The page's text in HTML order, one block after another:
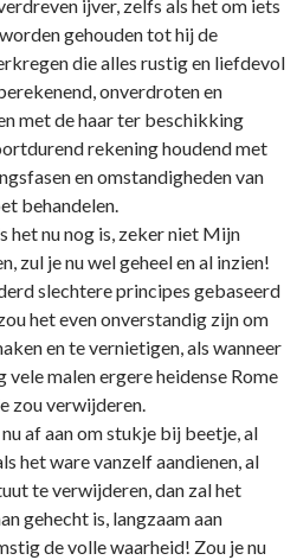
ijver, zelfs als het om iets
gehouden tot hij de
die alles rustig en liefdevol
onverdroten en
met de haar ter beschikking
rekening houdend met
en omstandigheden van
behandelen.
het nu nog is, zeker niet Mijn
zul je nu wel geheel en al inzien!
slechtere principes gebaseerd
het even onverstandig zijn om
en te vernietigen, als wanneer
vele malen ergere heidense Rome
zou verwijderen.
af aan om stukje bij beetje, al
het ware vanzelf aandienen, al
te verwijderen, dan zal het
gehecht is, langzaam aan
de volle waarheid! Zou je nu